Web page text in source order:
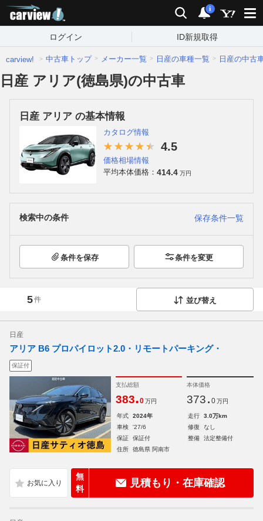
検索 通知
i
ログイン ID新規取得
carview! 中古車トップ メーカー一覧 日産の車種一覧 日産の中古
日産 アリア(徳島県)の中古車
日産 アリア の基本情報
カタログ情報
4.5
価格相場情報
平均本体価格： 414.4 万円
検索中の条件 保存条件一覧
条件を保存 条件を変更
5件 並び替え
日産
アリア B6 プロパイロット2.0・リモートパーキング・
保証付
支払総額
383.0 万円
本体価格
373. 0 万円
年式 2024年 走行
3.0万km
車検
'27/6 修復
なし
保証
保証付 整備
法定整備付
住所
徳島県 阿南市
無
料
見積もり・在庫確認